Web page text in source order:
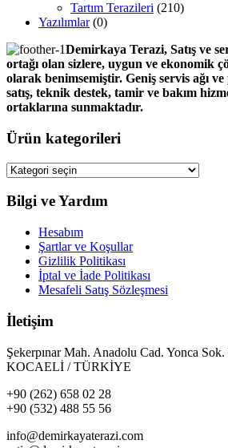
Tartım Terazileri (210)
Yazılımlar (0)
Demirkaya Terazi, Satış ve
ortağı olan sizlere, uygun ve ekonomik
olarak benimsemiştir. Geniş servis ağı
satış, teknik destek, tamir ve bakım
ortaklarına sunmaktadır.
Ürün kategorileri
Bilgi ve Yardım
Hesabım
Şartlar ve Koşullar
Gizlilik Politikası
İptal ve İade Politikası
Mesafeli Satış Sözleşmesi
İletişim
Şekerpınar Mah. Anadolu Cad. Yonca
KOCAELİ / TÜRKİYE
+90 (262) 658 02 28
+90 (532) 488 55 56
info@demirkayaterazi.com